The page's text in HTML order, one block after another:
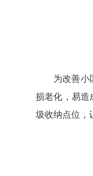
为改善小
损老化，易造
圾收纳点位，